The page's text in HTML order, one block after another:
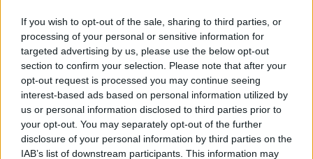
If you wish to opt-out of the sale, sharing to third parties, or
processing of your personal or sensitive information for
targeted advertising by us, please use the below opt-out
section to confirm your selection. Please note that after your
opt-out request is processed you may continue seeing
interest-based ads based on personal information utilized by
us or personal information disclosed to third parties prior to
your opt-out. You may separately opt-out of the further
disclosure of your personal information by third parties on the
IAB’s list of downstream participants. This information may
Un modello bianco con alcuni tocchi di
colore che ricordano i mobili sarà, allora,
perfetto per chi ha paura delle macchie.
Toni vibranti